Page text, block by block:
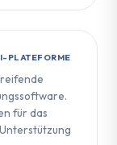
PLATEFORME
für das